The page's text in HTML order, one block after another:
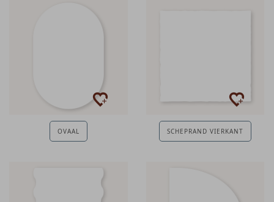
OVAAL SCHEPRAND VIERKANT